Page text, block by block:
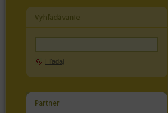
Hľadaj